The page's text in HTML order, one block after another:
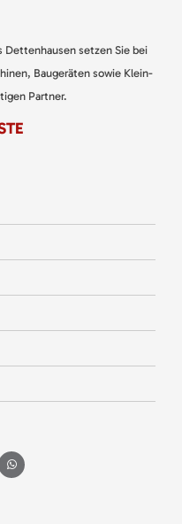
Dettenhausen setzen Sie bei
Baugeräten sowie Klein-
Partner.